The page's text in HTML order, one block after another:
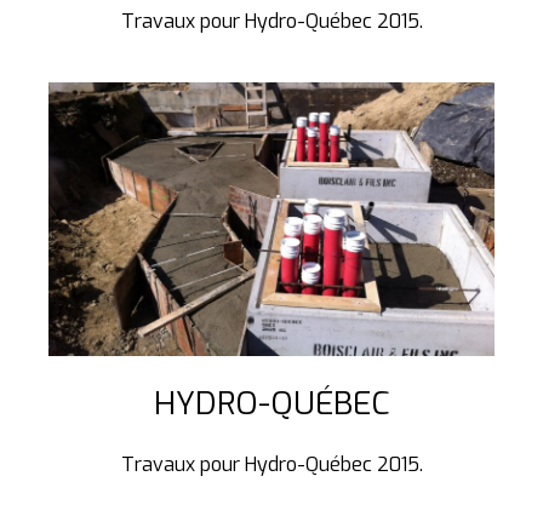
Travaux pour Hydro-Québec 2015.
HYDRO-QUÉBEC
Travaux pour Hydro-Québec 2015.